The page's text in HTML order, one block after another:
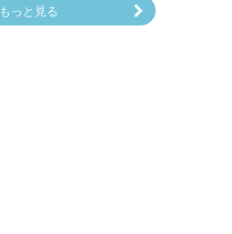
もっと見る